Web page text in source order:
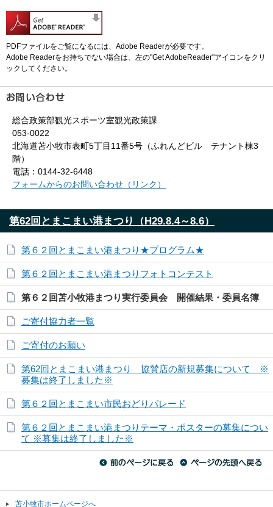
PDFファイルをご覧になるには、Adobe Readerが必要です。
Adobe Readerをお持ちでない場合は、左の"Get AdobeReader"アイコンをクリ
ックしてください。
総合政策部観光スポーツ室観光政策課
053-0022
北海道苫小牧市表町5丁目11番5号（ふれんどビル テナント棟3
階）
電話：0144-32-6448
フォームからのお問い合わせ（リンク）
第62回とまこまい港まつり（H29.8.4～8.6）
第６２回とまこまい港まつり★プログラム★
第６２回とまこまい港まつりフォトコンテスト
第６２回苫小牧港まつり実行委員会 開催結果・委員名簿
ご寄付協力者一覧
ご寄付のお願い
第62回とまこまい港まつり 協賛店の新規募集について ※
募集は終了しました※
第６２回とまこまい市民おどりパレード
第６２回とまこまい港まつりテーマ・ポスターの募集につい
て ※募集は終了しました※
苫小牧市ホームページへ